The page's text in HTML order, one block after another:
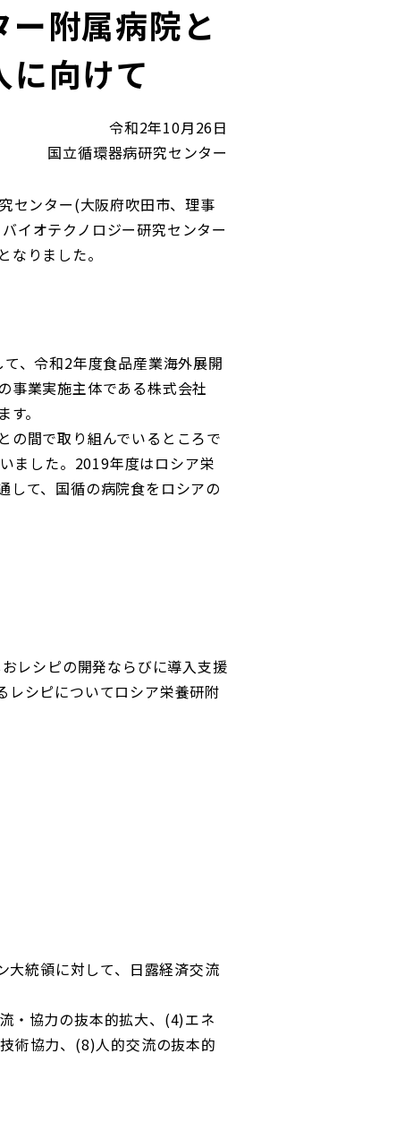
附属病院と
向けて
令和2年10月26日
国立循環器病研究センター
センター(大阪府吹田市、理事
イオテクノロジー研究センター
りました。
、令和2年度食品産業海外展開
事業実施主体である株式会社
。
の間で取り組んでいるところで
ました。2019年度はロシア栄
して、国循の病院食をロシアの
レシピの開発ならびに導入支援
レシピについてロシア栄養研附
大統領に対して、日露経済交流
・協力の抜本的拡大、(4)エネ
術協力、(8)人的交流の抜本的